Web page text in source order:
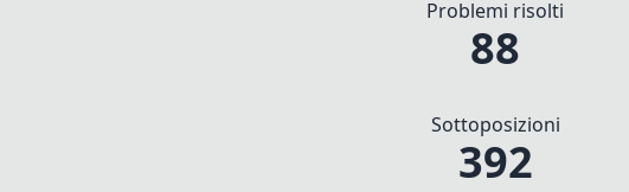
Problemi risolti
88
Sottoposizioni
392